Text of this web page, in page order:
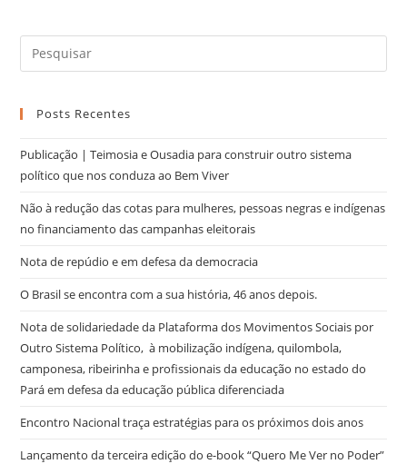
Posts Recentes
Publicação | Teimosia e Ousadia para construir outro sistema
político que nos conduza ao Bem Viver
Não à redução das cotas para mulheres, pessoas negras e indígenas
no financiamento das campanhas eleitorais
Nota de repúdio e em defesa da democracia
O Brasil se encontra com a sua história, 46 anos depois.
Nota de solidariedade da Plataforma dos Movimentos Sociais por
Outro Sistema Político, à mobilização indígena, quilombola,
camponesa, ribeirinha e profissionais da educação no estado do
Pará em defesa da educação pública diferenciada
Encontro Nacional traça estratégias para os próximos dois anos
Lançamento da terceira edição do e-book “Quero Me Ver no Poder”